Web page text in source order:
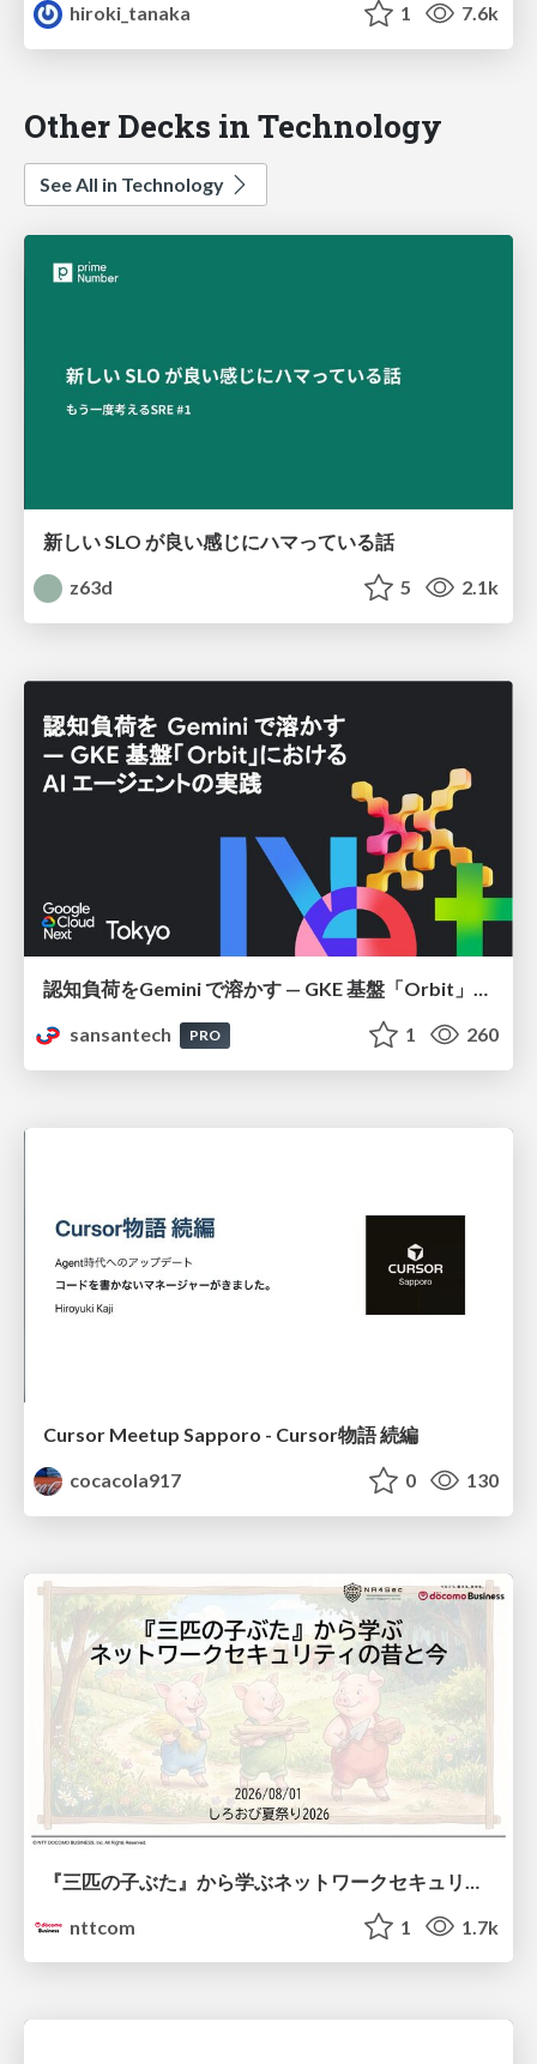
hiroki_tanaka
1 7.6k
Other Decks in Technology
See All in Technology
新しい SLO が良い感じにハマっている話
z63d
5 2.1k
sansantech
PRO 1 260
Cursor Meetup Sapporo - Cursor物語 続編
cocacola917
0 130
nttcom
1 1.7k